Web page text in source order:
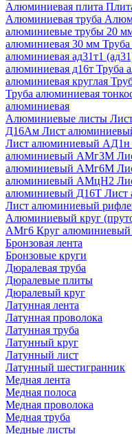
Алюминиевая плита
Алюминиевая труба
алюминиевые трубы 20
алюминиевая 30 мм
алюминиевая ад31т1
алюминиевая д16т Труба
алюминиевая круглая
Труба алюминиевая
алюминиевая
Алюминиевые листы
Д16Ам Лист
Лист алюминиевый АД1н
алюминиевый АМг3М
алюминиевый АМг6М
алюминиевый АМцН2
алюминиевый Д16Т Лист
Лист алюминиевый
Алюминиевый круг
АМг6 Круг
Бронзовая лента
Бронзовые круги
Дюралевая труба
Дюралевые плиты
Дюралевый круг
Латунная лента
Латунная проволока
Латунная труба
Латунный круг
Латунный лист
Латунный шестигранник
Медная лента
Медная полоса
Медная проволока
Медная труба
Медные листы